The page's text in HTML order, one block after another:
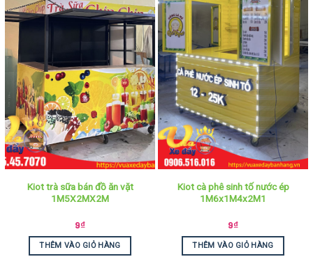
Kiot trà sữa bán đồ ăn vặt
1M5X2MX2M
9₫
THÊM VÀO GIỎ HÀNG
Kiot cà phê sinh tố nước ép
1M6x1M4x2M1
9₫
THÊM VÀO GIỎ HÀNG